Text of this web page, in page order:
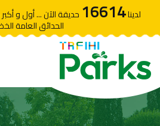
لدينا16614 حديقة الآن ... أول و
الحدائق العامة